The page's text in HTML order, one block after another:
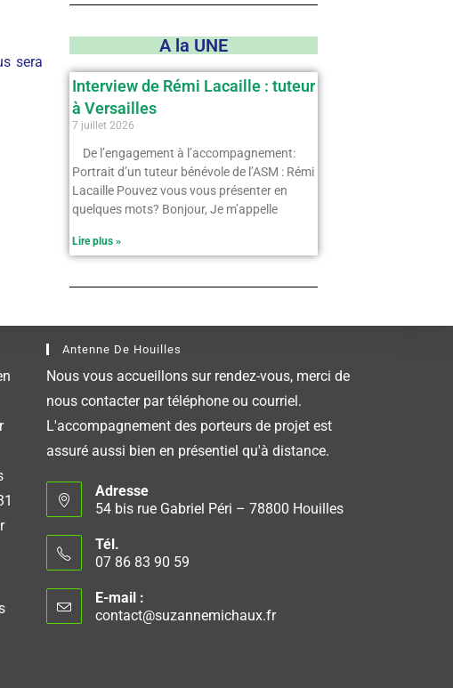
sera
A la UNE
Interview de Rémi Lacaille : tuteur
à Versailles
7 juillet 2026
De l’engagement à l’accompagnement:
Portrait d’un tuteur bénévole de l’ASM : Rémi
Lacaille Pouvez vous vous présenter en
quelques mots? Bonjour, Je m’appelle
Lire plus »
Antenne De Houilles
Nous vous accueillons sur rendez-vous, merci de
nous contacter par téléphone ou courriel.
L'accompagnement des porteurs de projet est
assuré aussi bien en présentiel qu'à distance.
Adresse
54 bis rue Gabriel Péri – 78800 Houilles
Tél.
07 86 83 90 59
E-mail :
contact@suzannemichaux.fr